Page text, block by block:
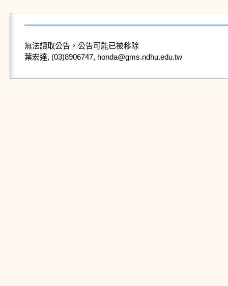
無法讀取公告，公告可能已被移除
葉宏達, (03)8906747, honda@gms.ndhu.edu.tw